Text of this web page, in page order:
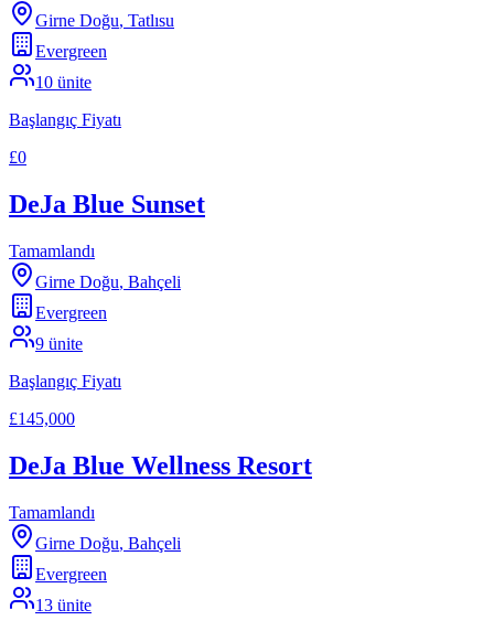
Girne Doğu, Tatlısu
Evergreen
10 ünite
Başlangıç Fiyatı
£0
DeJa Blue Sunset
Tamamlandı
Girne Doğu, Bahçeli
Evergreen
9 ünite
Başlangıç Fiyatı
£145,000
DeJa Blue Wellness Resort
Tamamlandı
Girne Doğu, Bahçeli
Evergreen
13 ünite